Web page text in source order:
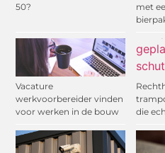
50?
met
Vacature
werkvoorbereider vinden
voor werken in de bouw
die